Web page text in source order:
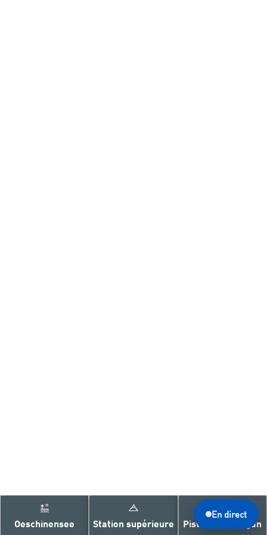
Oeschinensee Station supérieure Piste de toboggan
En direct